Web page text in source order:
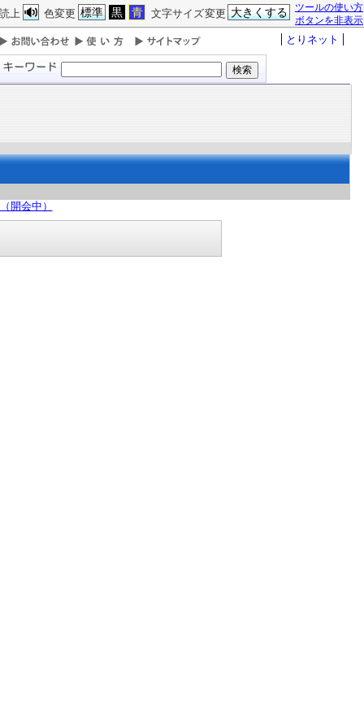
ツールの使い方
ボタンを非表示
文字サイズ変更 大きくする
色変更 標準 黒 青
読上
とりネット
開会中）